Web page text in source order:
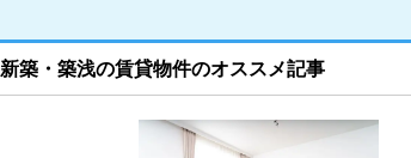
新築・築浅の賃貸物件のオススメ記事